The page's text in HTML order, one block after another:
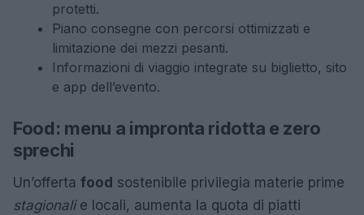
protetti.
Piano consegne con percorsi ottimizzati e
limitazione dei mezzi pesanti.
Informazioni di viaggio integrate su biglietto, sito
e app dell’evento.
Food: menu a impronta ridotta e zero
sprechi
Un’offerta food sostenibile privilegia materie prime
stagionalie locali, aumenta la quota di piatti